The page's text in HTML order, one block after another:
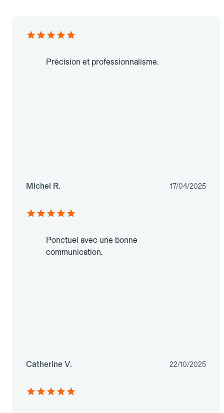
Précision et professionnalisme.
Michel R. 17/04/2025
Ponctuel avec une bonne
communication.
Catherine V. 22/10/2025